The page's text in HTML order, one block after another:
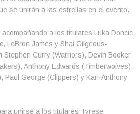
se unirán a las estrellas en el evento.
a los titulares Luka Doncic,
LeBron James y Shai Gilgeous-
Stephen Curry (Warriors), Devin Booker
Anthony Edwards (Timberwolves),
Paul George (Clippers) y Karl-Anthony
unirse a los titulares Tyrese